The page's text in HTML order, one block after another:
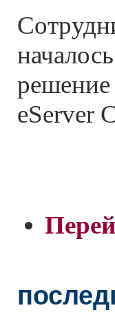
eServer